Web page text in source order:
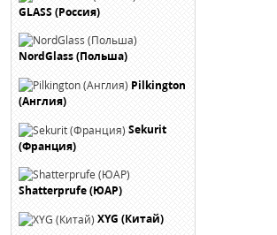
GLASS (Россия)
NordGlass (Польша)
Pilkington
(Англия)
Sekurit
(Франция)
Shatterprufe (ЮАР)
XYG (Китай)